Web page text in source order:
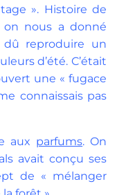
». Histoire de
on nous a donné
reproduire un
d’été. C’était
une « fugace
connaissais pas
aux parfums. On
avait conçu ses
de « mélanger